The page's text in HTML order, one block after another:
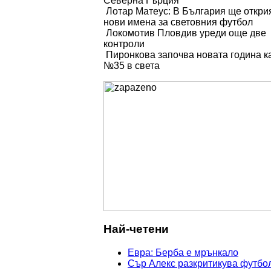
Лотар Матеуc: В България ще
нови имена за световния футбол
Локомотив Пловдив уреди още две
контроли
Пиронкова започва новата година
№35 в света
Най-четени
Евра: Берба е мрънкало
Сър Алекс разкритикува